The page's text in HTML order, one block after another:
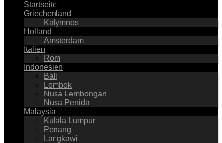
Startseite
Griechenland
Kalymnos
Holland
Amsterdam
Italien
Rom
Indonesien
Bali
Lombok
Nusa Lembongan
Nusa Penida
Malaysia
Kulala Lumpur
Penang
Langkawi